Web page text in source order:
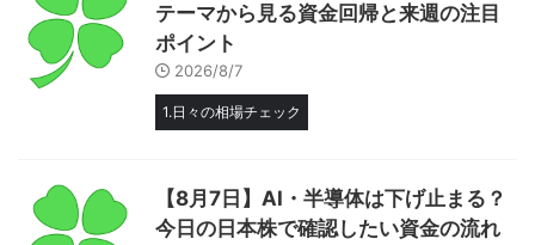
テーマから見る資金回帰と来週の注目
ポイント
2026/8/7
1.日々の相場チェック
【8月7日】AI・半導体は下げ止まる？
今日の日本株で確認したい資金の流れ